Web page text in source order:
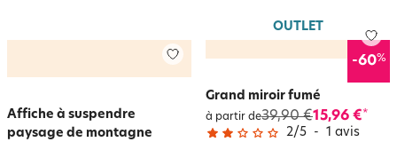
Affiche à suspendre
paysage de montagne
OUTLET
-60%
Grand miroir fumé
à partir de39,90 €15,96 €*
2/5 - 1 avis